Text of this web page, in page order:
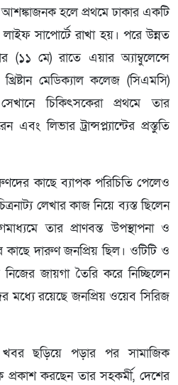
হলে প্রথমে ঢাকার একটি
সাপোর্টে রাখা হয়। পরে উন্নত
মে) রাতে এয়ার অ্যাম্বুলেন্সে
মেডিক্যাল কলেজ (সিএমসি)
চিকিৎসকেরা প্রথমে তার
লিভার ট্রান্সপ্ল্যান্টের প্রস্তুতি
কাছে ব্যাপক পরিচিতি পেলেও
লেখার কাজ নিয়ে ব্যস্ত ছিলেন
তার প্রাণবন্ত উপস্থাপনা ও
কাছে দারুণ জনপ্রিয় ছিল। ওটিটি ও
জায়গা তৈরি করে নিচ্ছিলেন
মধ্যে রয়েছে জনপ্রিয় ওয়েব সিরিজ
ছড়িয়ে পড়ার পর সামাজিক
করছেন তার সহকর্মী, দেশের